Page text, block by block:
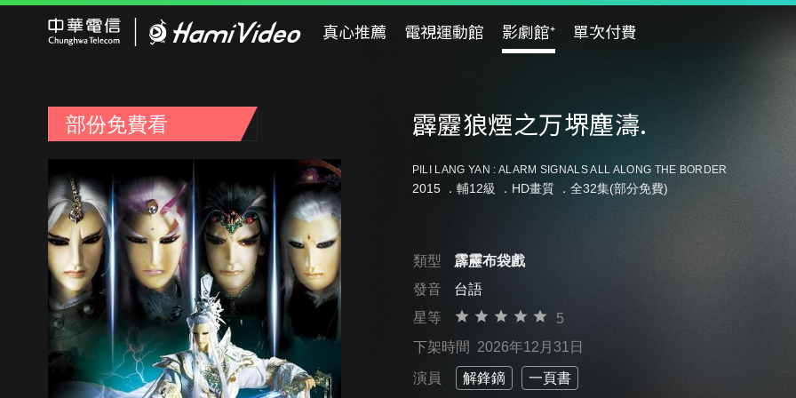
真心推薦 電視運動館 影劇館⁺ 單次付費
部份免費看 霹靂狼煙之万堺塵濤.
PILI LANG YAN : ALARM SIGNALS ALL ALONG THE BORDER
2015 ． 輔12級 ．HD畫質 ．全32集(部分免費)
類型
霹靂布袋戲
發音
台語
星等
5
下架時間 2026年12月31日
演員 解鋒鏑 一頁書